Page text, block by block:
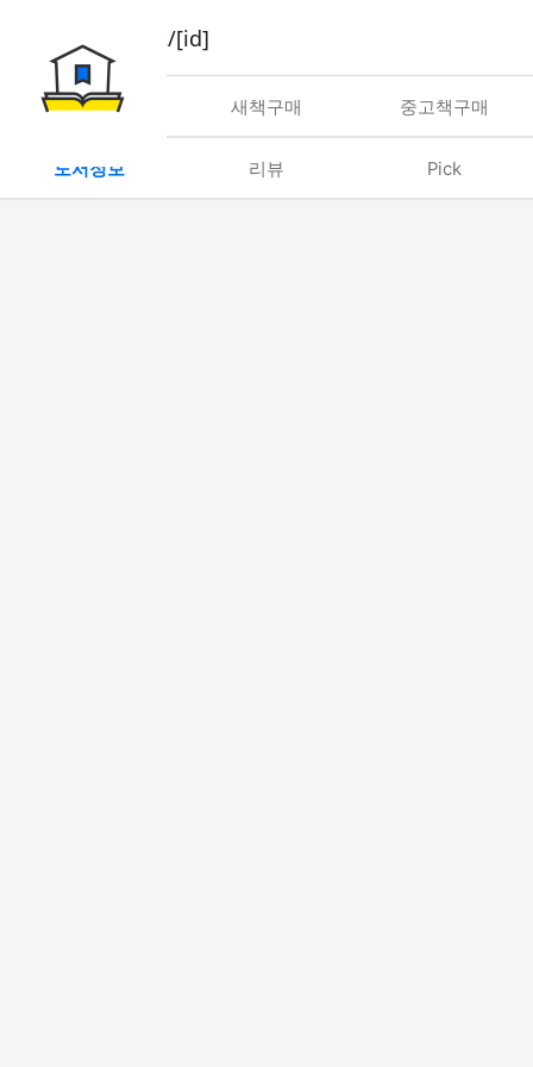
book/rent/[id]
대여 새책구매 중고책구매
도서정보 리뷰 Pick